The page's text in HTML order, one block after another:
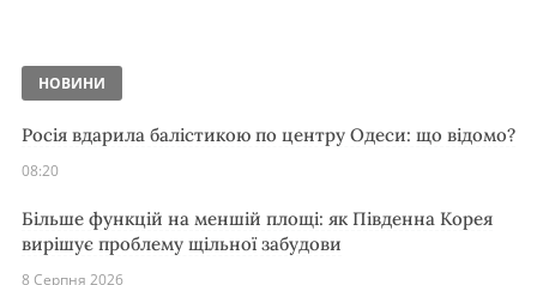
НОВИНИ
Росія вдарила балістикою по центру Одеси: що відомо?
08:20
Більше функцій на меншій площі: як Південна Корея
вирішує проблему щільної забудови
8 Серпня 2026